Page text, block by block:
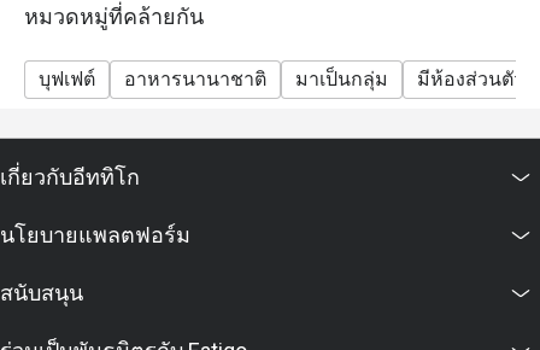
- เพื่อความสะดวกของคุณลูกค้า กรุณาแจ้งให้เราทราบ
หากคุณมีข้อจำกัดทางอาหาร อาการแพ้อาหาร หรือ
คำขอพิเศษ
มีทั้งบุฟเฟต์สุดอลังการและดนตรีแจ๊สสด ถือเป็นวิธีที่
ครอบครัว
-เด็ก (อายุ 3-12 ปี) 1,400++ บาท
หมวดหมู่ที่คล้ายกัน
บุฟเฟต์ อาหารนานาชาติ มาเป็นกลุ่ม มีห้องส่วนตัว
เกี่ยวกับอีททิโก
นโยบายแพลตฟอร์ม
สนับสนุน